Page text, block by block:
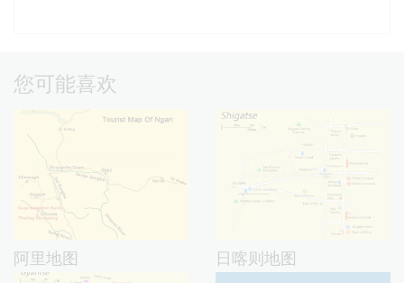
您可能喜欢
阿里地图 日喀则地图